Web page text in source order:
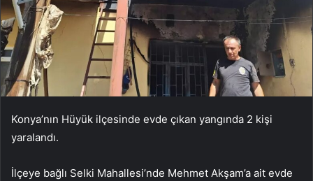
Konya’nın Hüyük ilçesinde evde çıkan yangında 2 kişi
yaralandı.
İlçeye bağlı Selki Mahallesi’nde Mehmet Akşam’a ait evde